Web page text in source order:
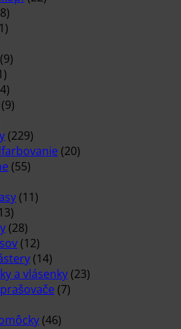
(9)
(9)
(229)
(20)
(55)
(11)
(28)
(12)
(14)
a vlásenky (23)
(7)
(46)